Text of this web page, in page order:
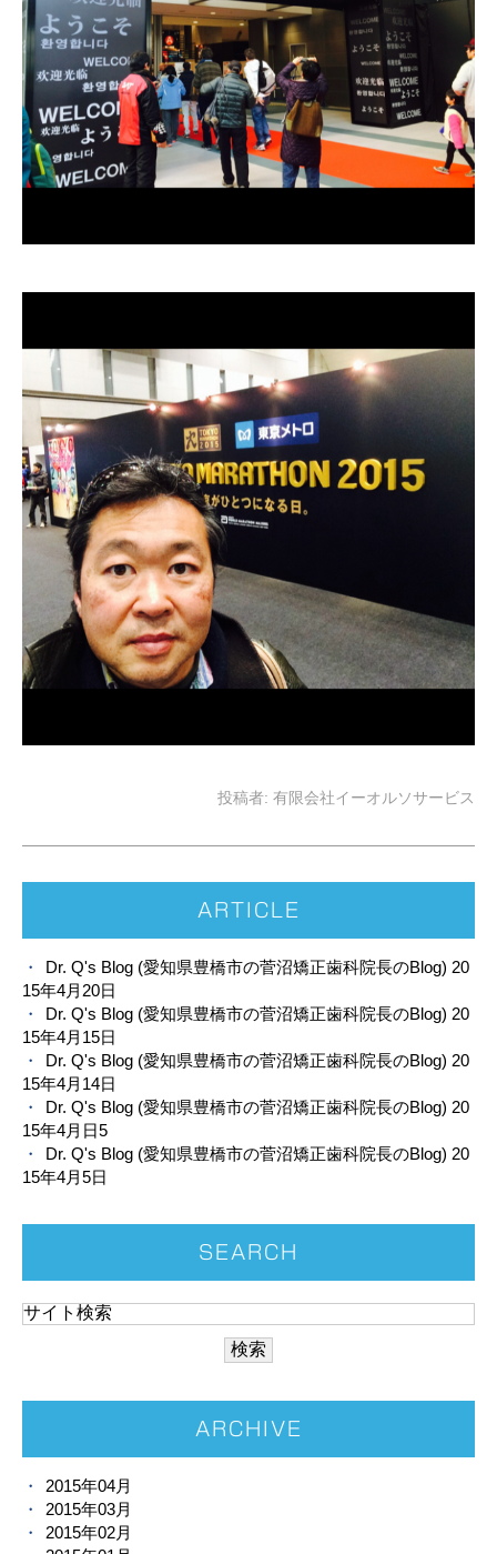
投稿者: 有限会社イーオルソサービス
ARTICLE
Dr. Q's Blog (愛知県豊橋市の菅沼矯正歯科院長のBlog) 20
15年4月20日
Dr. Q's Blog (愛知県豊橋市の菅沼矯正歯科院長のBlog) 20
15年4月15日
Dr. Q's Blog (愛知県豊橋市の菅沼矯正歯科院長のBlog) 20
15年4月14日
Dr. Q's Blog (愛知県豊橋市の菅沼矯正歯科院長のBlog) 20
15年4月日5
Dr. Q's Blog (愛知県豊橋市の菅沼矯正歯科院長のBlog) 20
15年4月5日
SEARCH
ARCHIVE
2015年04月
2015年03月
2015年02月